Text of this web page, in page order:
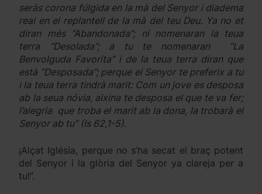
seràs corona fúlgida en la mà del Senyor i diadema
real en el replantell de la mà del teu Deu. Ya no et
diran més “Abandonada”; ni nomenaran la teua
terra “Desolada”; a tu te nomenaran “La
Benvolguda Favorita” i de la teua terra diran que
està “Desposada”; perque el Senyor te preferix a tu
i la teua terra tindrà marit: Com un jove es desposa
ab la seua nóvia, aixina te desposa el que te va fer;
l’alegria que troba el marit ab la dona, la trobarà el
Senyor ab tu” (Is 62,1-5).
¡Alçat Iglésia, perque no s’ha secat el braç potent
del Senyor i la glòria del Senyor ya clareja per a
tu!”.